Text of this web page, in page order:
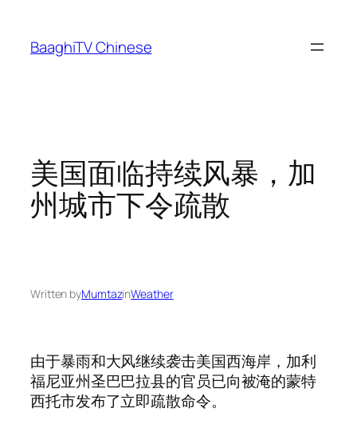
content
BaaghiTV Chinese
美国面临持续风暴，加
州城市下令疏散
Written byMumtazinWeather
由于暴雨和大风继续袭击美国西海岸，加利
福尼亚州圣巴巴拉县的官员已向被淹的蒙特
西托市发布了立即疏散命令。